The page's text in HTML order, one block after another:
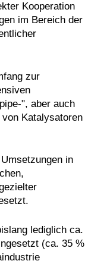
Kooperation
im Bereich der
zur
", aber auch
Katalysatoren
in
lediglich ca.
(ca. 35 %